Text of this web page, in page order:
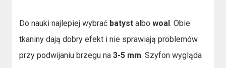
Do nauki najlepiej wybrać batyst albowoal. Obie
tkaniny dają dobry efekt i nie sprawiają problemów
przy podwijaniu brzegu na3-5 mm. Szyfon wygląda